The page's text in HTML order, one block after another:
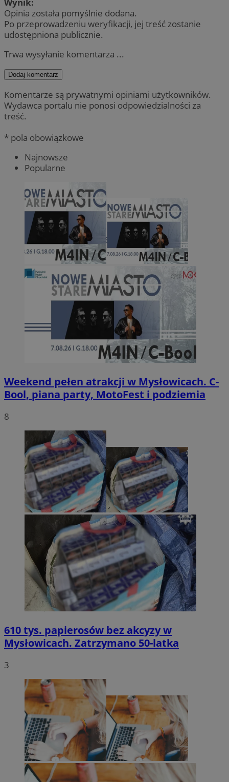
Wynik:
Opinia została pomyślnie dodana.
Po przeprowadzeniu weryfikacji, jej treść zostanie
udostępniona publicznie.
Trwa wysyłanie komentarza ...
Dodaj komentarz
Komentarze są prywatnymi opiniami użytkowników.
Wydawca portalu nie ponosi odpowiedzialności za
treść.
* pola obowiązkowe
Najnowsze
Popularne
Weekend pełen atrakcji w Mysłowicach. C-
Bool, piana party, MotoFest i podziemia
8
610 tys. papierosów bez akcyzy w
Mysłowicach. Zatrzymano 50-latka
3